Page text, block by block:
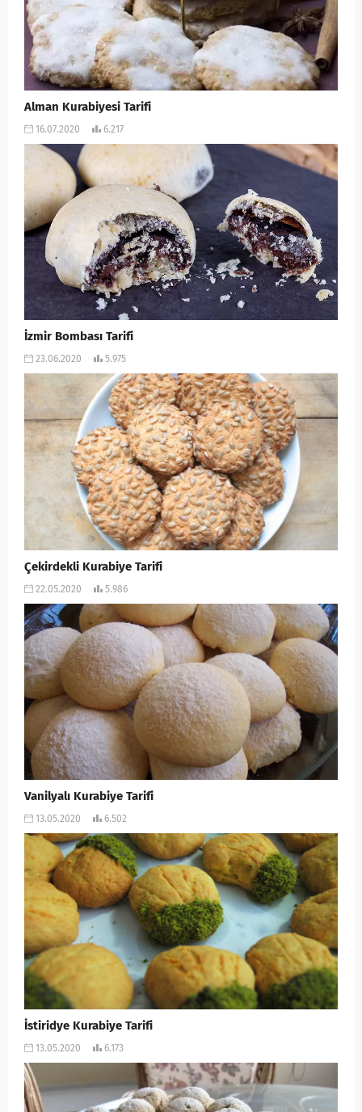
Alman Kurabiyesi Tarifi
16.07.2020 6.217
İzmir Bombası Tarifi
23.06.2020 5.975
Çekirdekli Kurabiye Tarifi
22.05.2020 5.986
Vanilyalı Kurabiye Tarifi
13.05.2020 6.502
İstiridye Kurabiye Tarifi
13.05.2020 6.173